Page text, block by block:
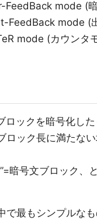
FeedBack mode (
FeedBack mode (
mode (カウンタ
ロックを暗号化し
ロック長に満たな
暗号文ブロック、
で最もシンプルな